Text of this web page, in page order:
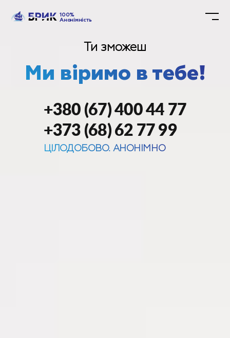
100%
Анонімність
+380 (67) 400 44 77
+373 (68) 62 77 99
ЦІЛОДОБОВО. АНОНІМНО
Ти зможеш
Ми віримо в тебе!